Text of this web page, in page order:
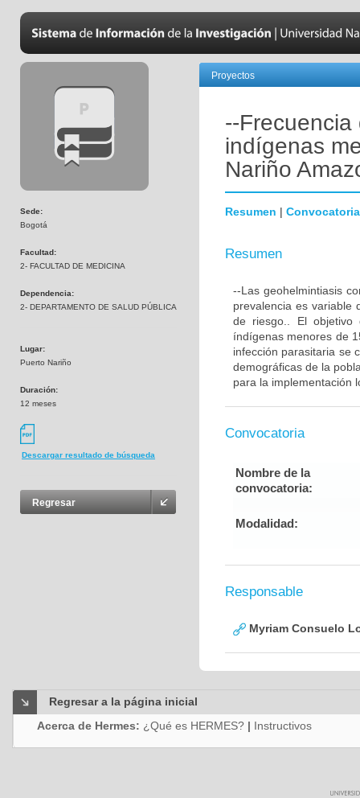
Sede:
Bogotá
Facultad:
2- FACULTAD DE MEDICINA
Dependencia:
2- DEPARTAMENTO DE SALUD PÚBLICA
Lugar:
Puerto Nariño
Duración:
12 meses
Descargar resultado de búsqueda
Regresar
Proyectos
--
indígenas
Nariño
Resumen | Convocatoria
Resumen
--Las geohelmintiasis
prevalencia es variable
de riesgo.. El objetivo
índígenas menores de
infección parasitaria se
demográficas de la
para la implementación
Convocatoria
Nombre de la
convocatoria:
Modalidad:
Responsable
Myriam Consuelo
Regresar a la página inicial
Acerca de Hermes: ¿Qué es HERMES? | Instructivos